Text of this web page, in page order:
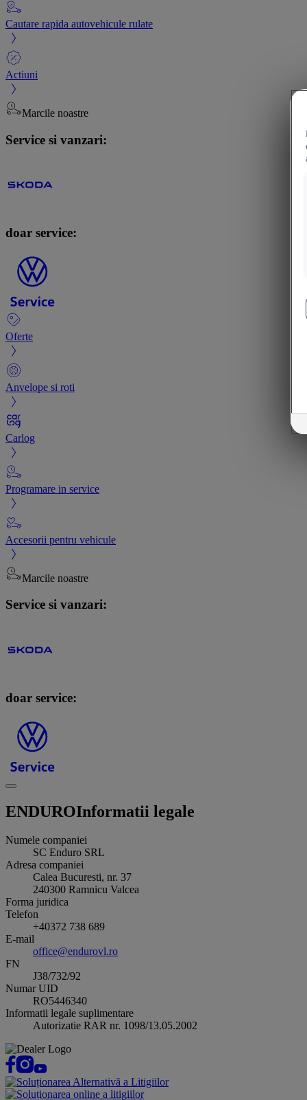
Cautare rapida autovehicule rulate
Actiuni
Marcile noastre
Service si vanzari:
doar service:
Oferte
Anvelope si roti
Carlog
Programare in service
Accesorii pentru vehicule
Marcile noastre
Service si vanzari:
doar service:
ENDUROInformatii legale
Numele companiei
SC Enduro SRL
Adresa companiei
Calea Bucuresti, nr. 37
240300 Ramnicu Valcea
Forma juridica
Telefon
+40372 738 689
E-mail
office@endurovl.ro
FN
J38/732/92
Numar UID
RO5446340
Informatii legale suplimentare
Autorizatie RAR nr. 1098/13.05.2002